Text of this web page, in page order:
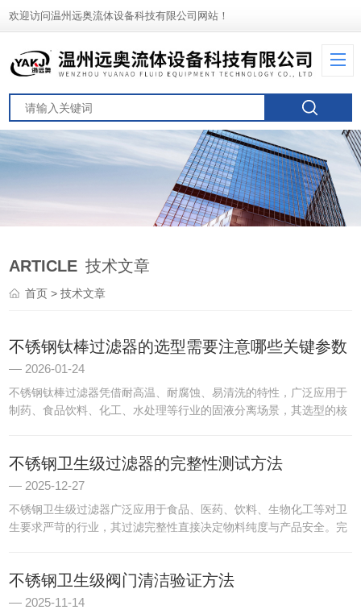
欢迎访问温州远奥流体设备科技有限公司网站！
ARTICLE 技术文章
首页 > 技术文章
不锈钢钛棒过滤器的选型需要注意哪些关键参数
2026-01-24
不锈钢钛棒过滤器凭借耐高温、耐腐蚀、易清洗的特性，广泛应用于
制药、食品饮料、化工、水处理等行业的固液分离场景，其选型的核
不锈钢卫生级过滤器的完整性测试方法
2025-12-27
不锈钢卫生级过滤器广泛应用于食品、医药、饮料、生物化工等对卫
生要求严苛的行业，其过滤完整性直接决定物料纯度与产品安全。完
不...
不锈钢卫生级阀门清洁验证方法
2025-11-14